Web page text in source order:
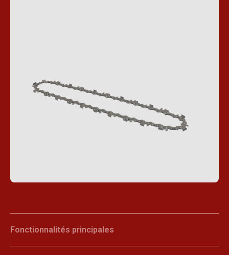
Fonctionnalités principales